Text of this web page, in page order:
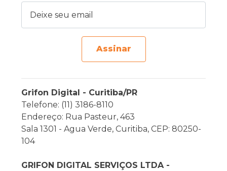
Assinar
Grifon Digital - Curitiba/PR
Telefone: (11) 3186-8110
Endereço: Rua Pasteur, 463
Sala 1301 - Agua Verde, Curitiba, CEP: 80250-
104
GRIFON DIGITAL SERVIÇOS LTDA -